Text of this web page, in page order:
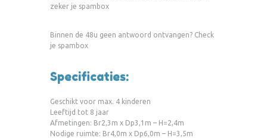
zeker je spambox
Binnen de 48u geen antwoord ontvangen? Check
je spambox
Specificaties:
Geschikt voor max. 4 kinderen
Leeftijd tot 8 jaar
Afmetingen: Br2,3m x Dp3,1m – H=2,4m
Nodige ruimte: Br4,0m x Dp6,0m – H=3,5m